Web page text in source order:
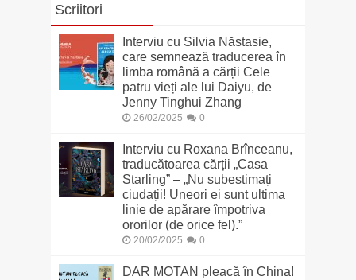
Scriitori
Interviu cu Silvia Năstasie,
care semnează traducerea în
limba română a cărții Cele
patru vieți ale lui Daiyu, de
Jenny Tinghui Zhang
26/02/2025 0
Interviu cu Roxana Brînceanu,
traducătoarea cărții „Casa
Starling” – „Nu subestimați
ciudații! Uneori ei sunt ultima
linie de apărare împotriva
ororilor (de orice fel).”
20/02/2025 0
DAR MOTAN pleacă în China!